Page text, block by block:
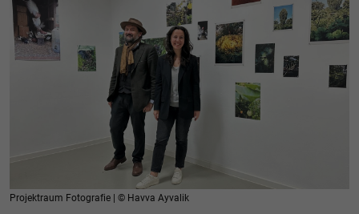
Projektraum Fotografie | © Havva Ayvalik